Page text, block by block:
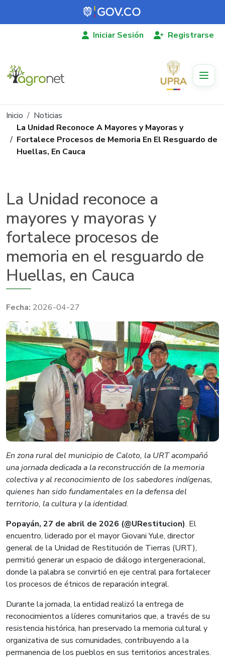
Pasar al contenido principal
Iniciar Sesión Registrarse
Ruta de navegación
Inicio
Noticias
La Unidad Reconoce A Mayores y Mayoras y
Fortalece Procesos de Memoria En El Resguardo de
Huellas, En Cauca
La Unidad reconoce a
mayores y mayoras y
fortalece procesos de
memoria en el resguardo de
Huellas, en Cauca
2026-04-27
En zona rural del municipio de Caloto, la URT acompañó
una jornada dedicada a la reconstrucción de la memoria
colectiva y al reconocimiento de los sabedores indígenas,
quienes han sido fundamentales en la defensa del
territorio, la cultura y la identidad.
Popayán, 27 de abril de 2026 (@URestitucion). El
encuentro, liderado por el mayor Giovani Yule, director
general de la Unidad de Restitución de Tierras (URT),
permitió generar un espacio de diálogo intergeneracional,
donde la palabra se convirtió en eje central para fortalecer
los procesos de étnicos de reparación integral.
Durante la jornada, la entidad realizó la entrega de
reconocimientos a líderes comunitarios que, a través de su
resistencia histórica, han preservado la memoria cultural y
organizativa de sus comunidades, contribuyendo a la
permanencia de los pueblos en sus territorios ancestrales.